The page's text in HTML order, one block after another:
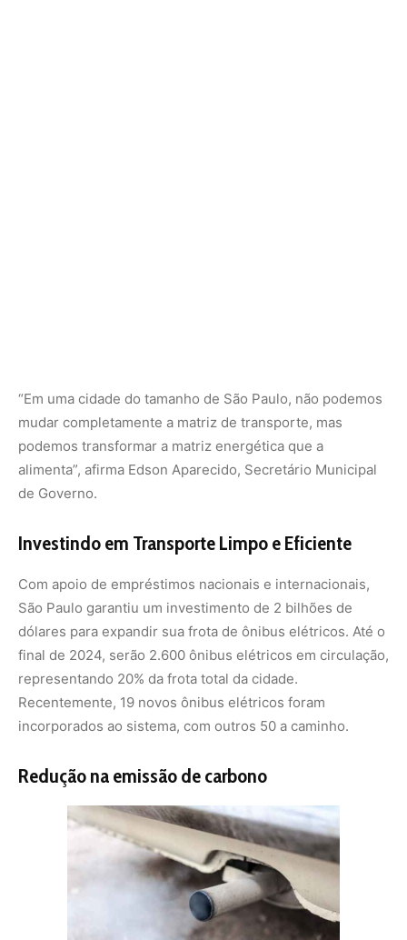
incorporados ao sistema, com outros 50 a caminho.
Redução na emissão de carbono
Cada veículo é equipado com recursos de acessibilidade
e capacidade para até 100 passageiros. Além de
proporcionar maior conforto e modernidade, esses
significativamente menor, reduzindo a emissão de
poluentes como óxidos de nitrogênio e dióxido de
carbono.